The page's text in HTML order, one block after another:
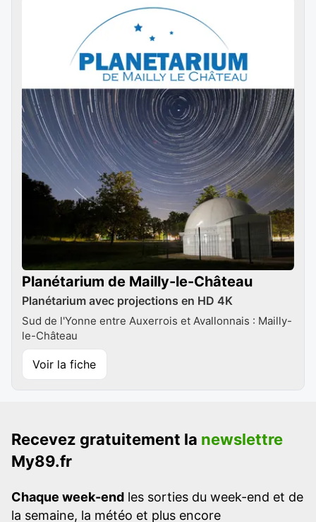
Planétarium de Mailly-le-Château
Planétarium avec projections en HD 4K
Sud de l'Yonne entre Auxerrois et Avallonnais : Mailly-
le-Château
Voir la fiche
Recevez gratuitement la newslettre
My89.fr
Chaque week-end les sorties du week-end et de
la semaine, la météo et plus encore